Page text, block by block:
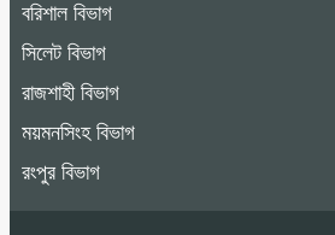
বরিশাল বিভাগ
সিলেট বিভাগ
রাজশাহী বিভাগ
ময়মনসিংহ বিভাগ
রংপুর বিভাগ